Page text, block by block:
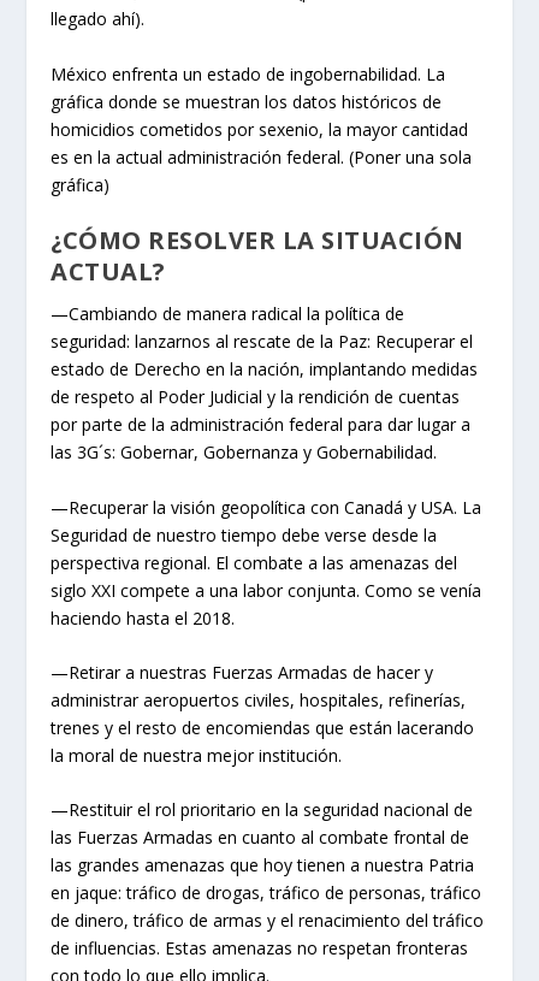
llegado ahí).
México enfrenta un estado de ingobernabilidad. La
gráfica donde se muestran los datos históricos de
homicidios cometidos por sexenio, la mayor cantidad
es en la actual administración federal. (Poner una sola
gráfica)
¿CÓMO RESOLVER LA SITUACIÓN
ACTUAL?
—Cambiando de manera radical la política de
seguridad: lanzarnos al rescate de la Paz: Recuperar el
estado de Derecho en la nación, implantando medidas
de respeto al Poder Judicial y la rendición de cuentas
por parte de la administración federal para dar lugar a
las 3G´s: Gobernar, Gobernanza y Gobernabilidad.
—Recuperar la visión geopolítica con Canadá y USA. La
Seguridad de nuestro tiempo debe verse desde la
perspectiva regional. El combate a las amenazas del
siglo XXI compete a una labor conjunta. Como se venía
haciendo hasta el 2018.
—Retirar a nuestras Fuerzas Armadas de hacer y
administrar aeropuertos civiles, hospitales, refinerías,
trenes y el resto de encomiendas que están lacerando
la moral de nuestra mejor institución.
—Restituir el rol prioritario en la seguridad nacional de
las Fuerzas Armadas en cuanto al combate frontal de
las grandes amenazas que hoy tienen a nuestra Patria
en jaque: tráfico de drogas, tráfico de personas, tráfico
de dinero, tráfico de armas y el renacimiento del tráfico
de influencias. Estas amenazas no respetan fronteras
con todo lo que ello implica.